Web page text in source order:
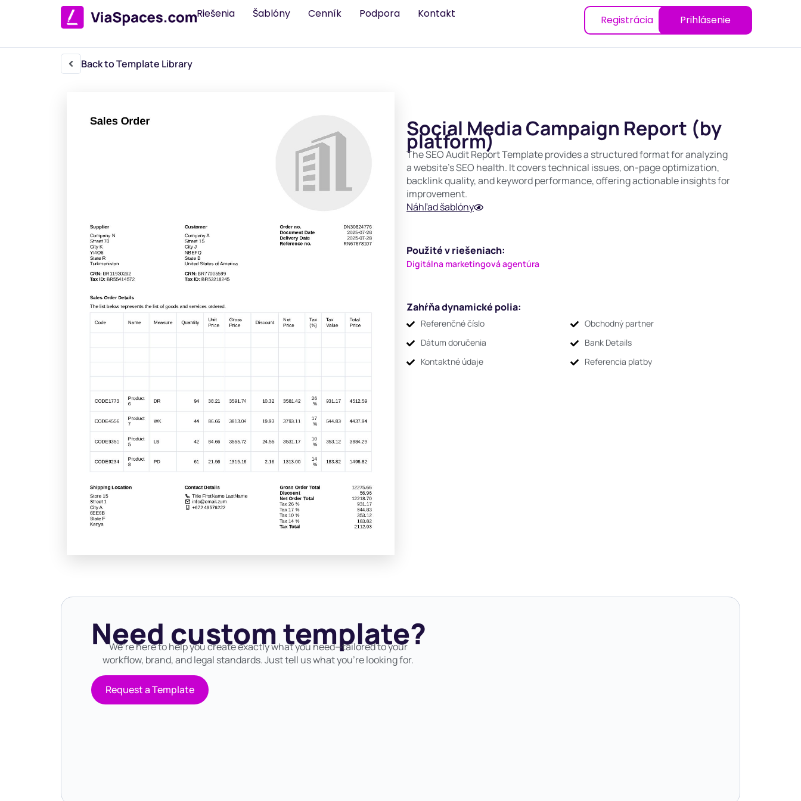
Riešenia Šablóny Cenník Podpora Kontakt Registrácia Prihlásenie
Back to Template Library
Social Media Campaign Report (by
platform)
The SEO Audit Report Template provides a structured format for analyzing
a website’s SEO health. It covers technical issues, on-page optimization,
backlink quality, and keyword performance, offering actionable insights for
improvement.
Náhľad šablóny
Použité v riešeniach:
Digitálna marketingová agentúra
Zahŕňa dynamické polia:
Referenčné číslo
Obchodný partner
Dátum doručenia
Bank Details
Kontaktné údaje
Referencia platby
Need custom template?
We’re here to help you create exactly what you need—tailored to your
workflow, brand, and legal standards. Just tell us what you’re looking for.
Request a Template